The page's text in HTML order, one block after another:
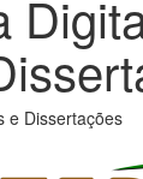
e Dissertações